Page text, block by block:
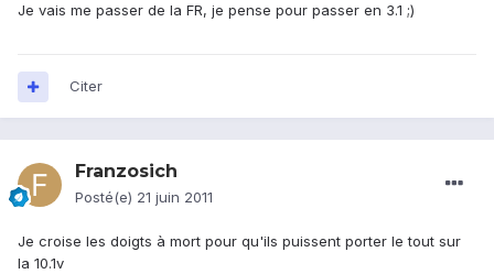
Je vais me passer de la FR, je pense pour passer en 3.1 ;)
Citer
Franzosich
Posté(e) 21 juin 2011
Je croise les doigts à mort pour qu'ils puissent porter le tout sur
la 10.1v